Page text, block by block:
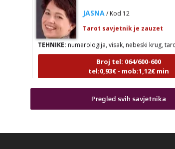
TEHNIKE:numerologija, visak, nebeski krug, tarot
Broj tel: 064/600-600
tel:0,93€ - mob:1,12€ min
Pregled svih savjetnika